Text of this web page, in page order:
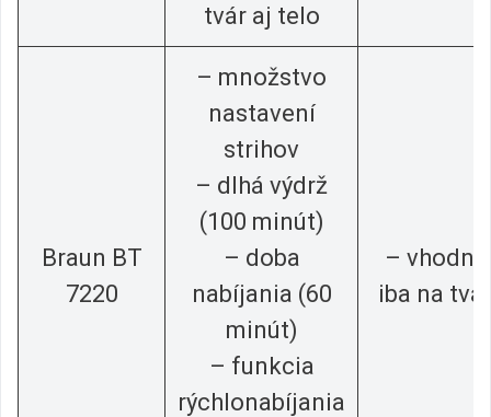
tvár aj telo
Braun BT
7220
– množstvo
nastavení
strihov
– dlhá výdrž
(100 minút)
– doba
nabíjania (60
minút)
– funkcia
rýchlonabíjania
– vhodný
iba na tvár